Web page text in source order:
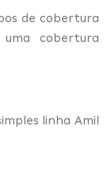
de cobertura
cobertura
linha Amil